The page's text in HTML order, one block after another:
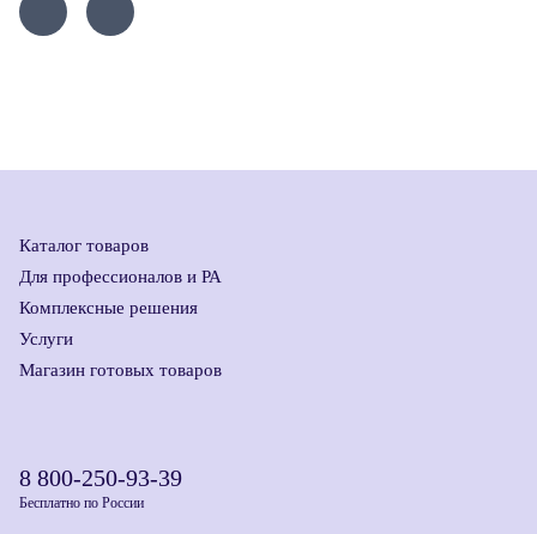
Каталог товаров
Для профессионалов и РА
Комплексные решения
Услуги
Магазин готовых товаров
8 800-250-93-39
Бесплатно по России